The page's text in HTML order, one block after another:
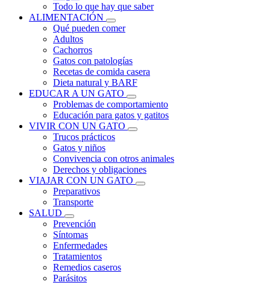
Todo lo que hay que saber
ALIMENTACIÓN
Qué pueden comer
Adultos
Cachorros
Gatos con patologías
Recetas de comida casera
Dieta natural y BARF
EDUCAR A UN GATO
Problemas de comportamiento
Educación para gatos y gatitos
VIVIR CON UN GATO
Trucos prácticos
Gatos y niños
Convivencia con otros animales
Derechos y obligaciones
VIAJAR CON UN GATO
Preparativos
Transporte
SALUD
Prevención
Síntomas
Enfermedades
Tratamientos
Remedios caseros
Parásitos